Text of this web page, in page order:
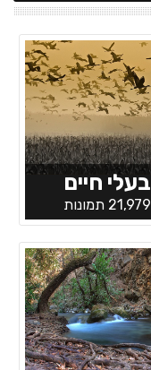
בעלי חיים
21,979 תמונות